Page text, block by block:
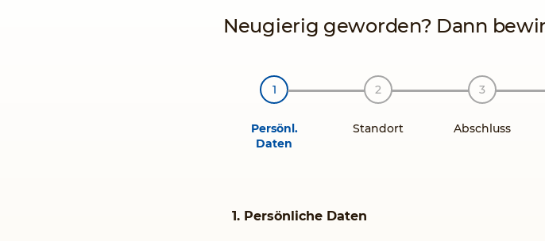
Neugierig geworden? Dann
Persönl.
Daten
Standort Abschluss
1. Persönliche Daten